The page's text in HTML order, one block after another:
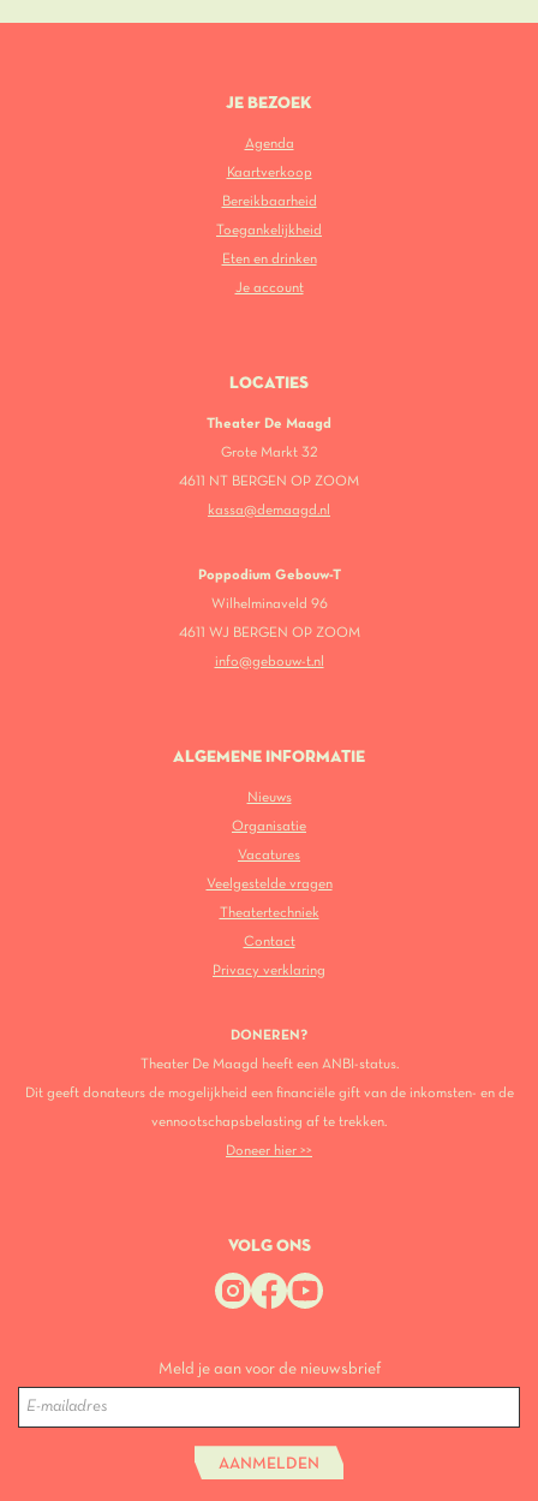
JE BEZOEK
Agenda
Kaartverkoop
Bereikbaarheid
Toegankelijkheid
Eten en drinken
Je account
LOCATIES
Theater De Maagd
Grote Markt 32
4611 NT BERGEN OP ZOOM
kassa@demaagd.nl
Poppodium Gebouw-T
Wilhelminaveld 96
4611 WJ BERGEN OP ZOOM
info@gebouw-t.nl
ALGEMENE INFORMATIE
Nieuws
Organisatie
Vacatures
Veelgestelde vragen
Theatertechniek
Contact
Privacy verklaring
DONEREN?
Theater De Maagd heeft een ANBI-status.
Dit geeft donateurs de mogelijkheid een financiële gift van de inkomsten- en de
vennootschapsbelasting af te trekken.
Doneer hier >>
VOLG ONS
Meld je aan voor de nieuwsbrief
AANMELDEN